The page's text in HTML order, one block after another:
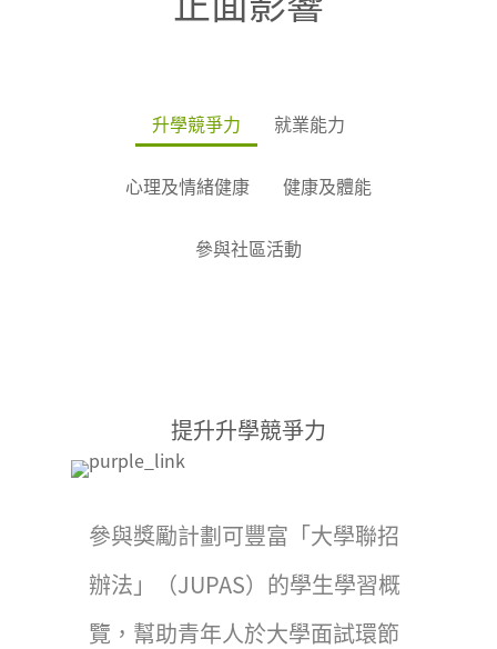
行處／支部／科委員會的
委員在紀錄簿上批署。
別執行處舉辦，參加者須
辦事處統籌，由社會知名
期前遞交銀章完成通知
安排頒授獎章；金章頒獎
升學競爭力 就業能力
心理及情緒健康 健康及體能
參與社區活動
提升升學競爭力
參與獎勵計劃可豐富「大學聯招
辦法」（JUPAS）的學生學習概
覽，幫助青年人於大學面試環節